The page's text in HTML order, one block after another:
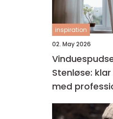
inspiration
02. May 2026
Stenløse:
med